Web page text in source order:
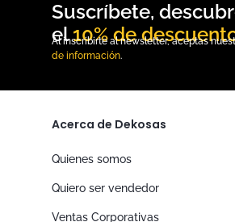
10% de
Al inscribirte al newsletter, aceptas
de información.
Acerca de Dekosas
Quienes somos
Quiero ser vendedor
Ventas Corporativas